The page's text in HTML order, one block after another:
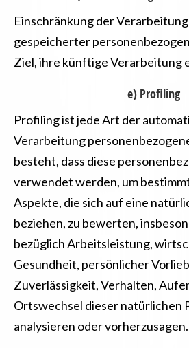
Einschränkung der
gespeicherter
Ziel, ihre künftige Verarbeitung
e) Profiling
Profiling ist jede Art der
Verarbeitung
besteht, dass diese
verwendet werden, um
Aspekte, die sich auf eine
beziehen, zu bewerten,
bezüglich Arbeitsleistung,
Gesundheit, persönlicher
Zuverlässigkeit, Verhalten,
Ortswechsel dieser natürlichen
analysieren oder vorherzusagen.